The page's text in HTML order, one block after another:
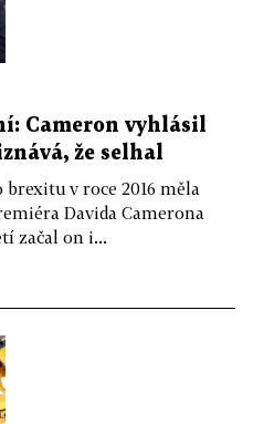
Cameron vyhlásil
že selhal
v roce 2016 měla
Davida Camerona
začal on i...